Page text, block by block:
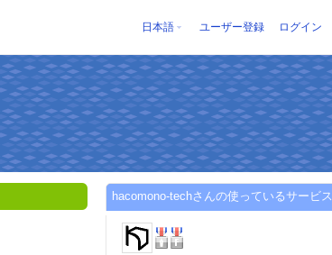
日本語 ユーザー登録 ログイン
hacomono-techさんの使っているサービス